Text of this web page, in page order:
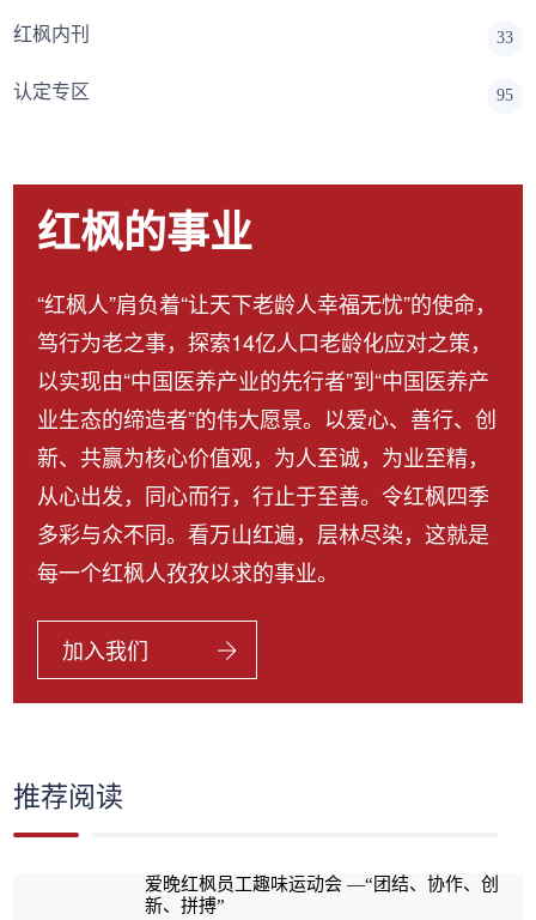
红枫内刊 33
认定专区 95
红枫的事业
“红枫人”肩负着“让天下老龄人幸福无忧”的使命，
笃行为老之事，探索14亿人口老龄化应对之策，
以实现由“中国医养产业的先行者”到“中国医养产
业生态的缔造者”的伟大愿景。以爱心、善行、创
新、共赢为核心价值观，为人至诚，为业至精，
从心出发，同心而行，行止于至善。令红枫四季
多彩与众不同。看万山红遍，层林尽染，这就是
每一个红枫人孜孜以求的事业。
加入我们
推荐阅读
爱晚红枫员工趣味运动会 —“团结、协作、创
新、拼搏”